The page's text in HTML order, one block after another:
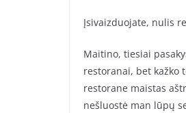
Įsivaizduojate, nulis
Maitino, tiesiai
restoranai, bet kažko
restorane maistas
nešluostė man lūpų